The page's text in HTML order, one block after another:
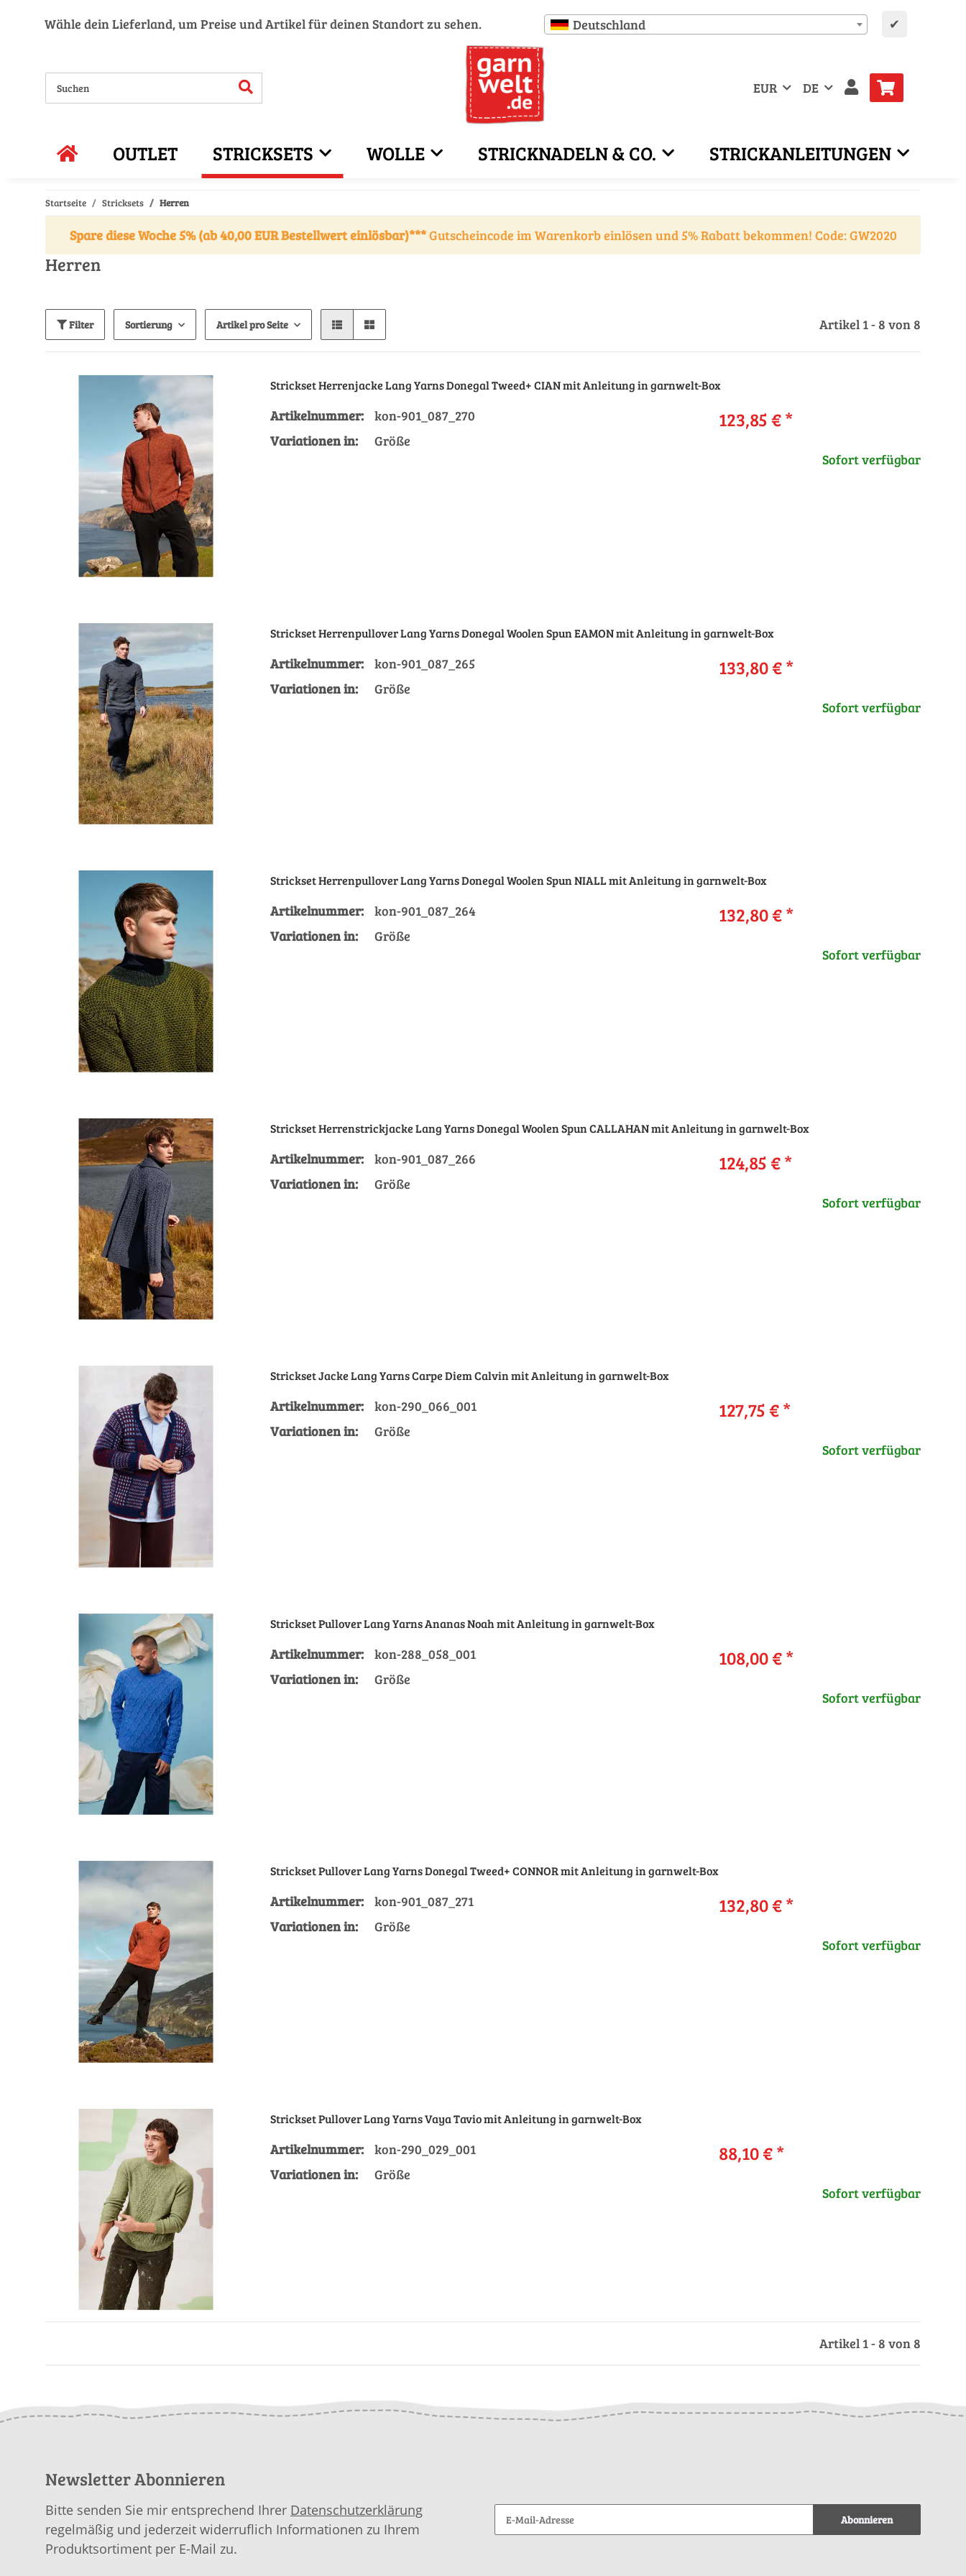
Wähle dein Lieferland, um Preise und Artikel für deinen Standort zu sehen. Deutschland ✔
EUR DE
OUTLET STRICKSETS WOLLE STRICKNADELN & CO. STRICKANLEITUNGEN
Startseite Stricksets Herren
Spare diese Woche 5% (ab 40,00 EUR Bestellwert einlösbar)***Gutscheincode im Warenkorb einlösen und 5% Rabatt bekommen! Code: GW2020
Herren
Filter Sortierung Artikel pro Seite Artikel 1 - 8 von 8
Strickset Herrenjacke Lang Yarns Donegal Tweed+ CIAN mit Anleitung in garnwelt-Box
Artikelnummer:
kon-901_087_270
Variationen in:
Größe
123,85 €*
Sofort verfügbar
Strickset Herrenpullover Lang Yarns Donegal Woolen Spun EAMON mit Anleitung in garnwelt-Box
Artikelnummer:
kon-901_087_265
Variationen in:
Größe
133,80 €*
Sofort verfügbar
Strickset Herrenpullover Lang Yarns Donegal Woolen Spun NIALL mit Anleitung in garnwelt-Box
Artikelnummer:
kon-901_087_264
Variationen in:
Größe
132,80 €*
Sofort verfügbar
Strickset Herrenstrickjacke Lang Yarns Donegal Woolen Spun CALLAHAN mit Anleitung in garnwelt-Box
Artikelnummer:
kon-901_087_266
Variationen in:
Größe
124,85 €*
Sofort verfügbar
Strickset Jacke Lang Yarns Carpe Diem Calvin mit Anleitung in garnwelt-Box
Artikelnummer:
kon-290_066_001
Variationen in:
Größe
127,75 €*
Sofort verfügbar
Strickset Pullover Lang Yarns Ananas Noah mit Anleitung in garnwelt-Box
Artikelnummer:
kon-288_058_001
Variationen in:
Größe
108,00 €*
Sofort verfügbar
Strickset Pullover Lang Yarns Donegal Tweed+ CONNOR mit Anleitung in garnwelt-Box
Artikelnummer:
kon-901_087_271
Variationen in:
Größe
132,80 €*
Sofort verfügbar
Strickset Pullover Lang Yarns Vaya Tavio mit Anleitung in garnwelt-Box
Artikelnummer:
kon-290_029_001
Variationen in:
Größe
88,10 €*
Sofort verfügbar
Artikel 1 - 8 von 8
Newsletter Abonnieren
Bitte senden Sie mir entsprechend Ihrer Datenschutzerklärung
regelmäßig und jederzeit widerruflich Informationen zu Ihrem
Produktsortiment per E-Mail zu.
Abonnieren